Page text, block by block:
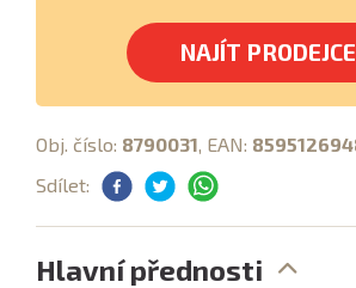
NAJÍT PRODEJCE
Obj. číslo: 8790031, EAN:
Sdílet:
Hlavní přednosti